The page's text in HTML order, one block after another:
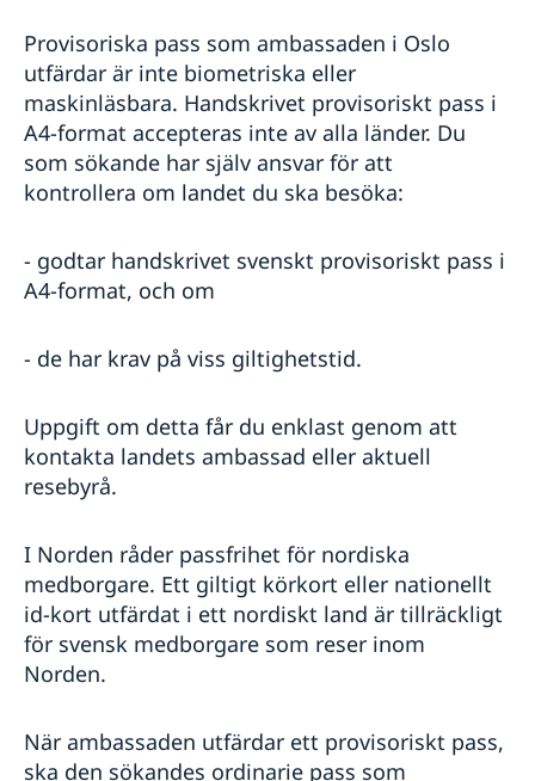
Hälso- och sjukvård
Lokala lagar och sedvänjor
Kriminalitet och personlig säkerhet
Trafiksäkerhet
Försäkringsskydd
Övriga upplysningar
Aktiviteter
Provisoriska pass som ambassaden i Oslo
utfärdar är inte biometriska eller
maskinläsbara. Handskrivet provisoriskt pass i
A4-format accepteras inte av alla länder. Du
som sökande har själv ansvar för att
kontrollera om landet du ska besöka:
- godtar handskrivet svenskt provisoriskt pass i
A4-format, och om
- de har krav på viss giltighetstid.
Uppgift om detta får du enklast genom att
kontakta landets ambassad eller aktuell
resebyrå.
I Norden råder passfrihet för nordiska
medborgare. Ett giltigt körkort eller nationellt
id-kort utfärdat i ett nordiskt land är tillräckligt
för svensk medborgare som reser inom
Norden.
När ambassaden utfärdar ett provisoriskt pass,
ska den sökandes ordinarie pass som